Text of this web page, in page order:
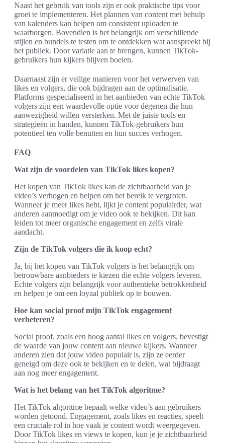
Naast het gebruik van tools zijn er ook praktische tips voor
groei te implementeren. Het plannen van content met behulp
van kalenders kan helpen om consistent uploaden te
waarborgen. Bovendien is het belangrijk om verschillende
stijlen en bundels te testen om te ontdekken wat aanspreekt bij
het publiek. Door variatie aan te brengen, kunnen TikTok-
gebruikers hun kijkers blijven boeien.
Daarnaast zijn er veilige manieren voor het verwerven van
likes en volgers, die ook bijdragen aan de optimalisatie.
Platforms gespecialiseerd in het aanbieden van echte TikTok
volgers zijn een waardevolle optie voor degenen die hun
aanwezigheid willen versterken. Met de juiste tools en
strategieën in handen, kunnen TikTok-gebruikers hun
potentieel ten volle benutten en hun succes verhogen.
FAQ
Wat zijn de voordelen van TikTok likes kopen?
Het kopen van TikTok likes kan de zichtbaarheid van je
video’s verhogen en helpen om het bereik te vergroten.
Wanneer je meer likes hebt, lijkt je content populairder, wat
anderen aanmoedigt om je video ook te bekijken. Dit kan
leiden tot meer organische engagement en zelfs virale
aandacht.
Zijn de TikTok volgers die ik koop echt?
Ja, bij het kopen van TikTok volgers is het belangrijk om
betrouwbare aanbieders te kiezen die echte volgers leveren.
Echte volgers zijn belangrijk voor authentieke betrokkenheid
en helpen je om een loyaal publiek op te bouwen.
Hoe kan social proof mijn TikTok engagement
verbeteren?
Social proof, zoals een hoog aantal likes en volgers, bevestigt
de waarde van jouw content aan nieuwe kijkers. Wanneer
anderen zien dat jouw video populair is, zijn ze eerder
geneigd om deze ook te bekijken en te delen, wat bijdraagt
aan nog meer engagement.
Wat is het belang van het TikTok algoritme?
Het TikTok algoritme bepaalt welke video’s aan gebruikers
worden getoond. Engagement, zoals likes en reacties, speelt
een cruciale rol in hoe vaak je content wordt weergegeven.
Door TikTok likes en views te kopen, kun je je zichtbaarheid